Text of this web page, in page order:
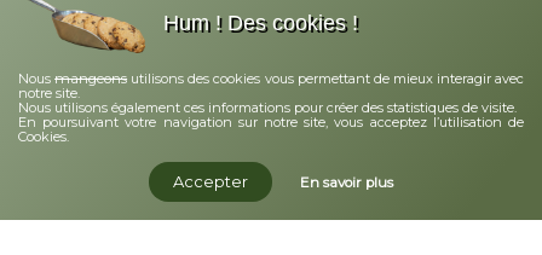
Mentions légales
Hum ! Des cookies !
Nousmangeons utilisons des cookies vous permettant de mieux interagir avec
notre site.
Nous utilisons également ces informations pour créer des statistiques de visite.
En poursuivant votre navigation sur notre site, vous acceptez l’utilisation de
Cookies.
Accepter En savoir plus